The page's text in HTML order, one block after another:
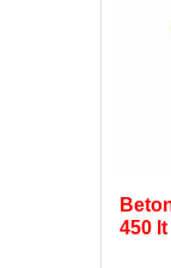
450 lt